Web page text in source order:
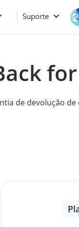
Suporte
de devolução